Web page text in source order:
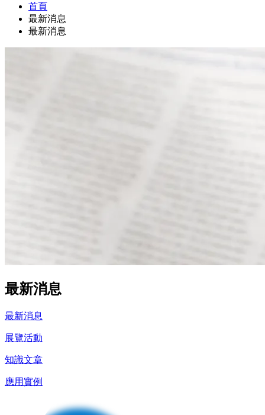
首頁
最新消息
最新消息
最新消息
最新消息
展覽活動
知識⽂章
應⽤實例